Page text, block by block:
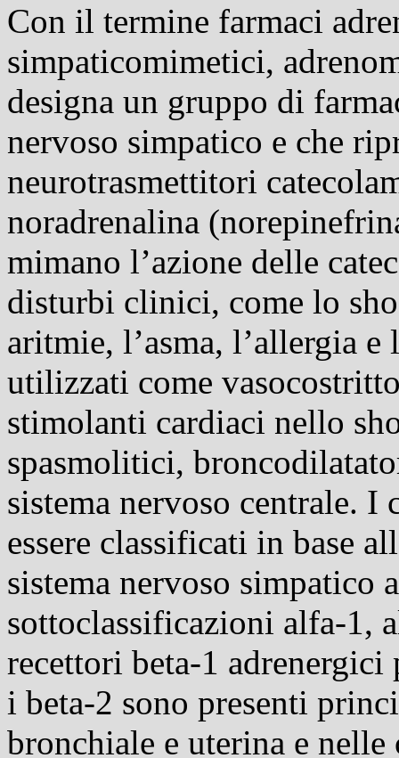
Con il termine farmaci
simpaticomimetici,
designa un gruppo di
nervoso simpatico e che
neurotrasmettitori
noradrenalina
mimano l’azione delle
disturbi clinici, come lo
aritmie, l’asma, l’allergia
utilizzati come
stimolanti cardiaci nello
spasmolitici,
sistema nervoso centrale. I
essere classificati in base
sistema nervoso simpatico
sottoclassificazioni alfa-1,
recettori beta-1
i beta-2 sono presenti
bronchiale e uterina e